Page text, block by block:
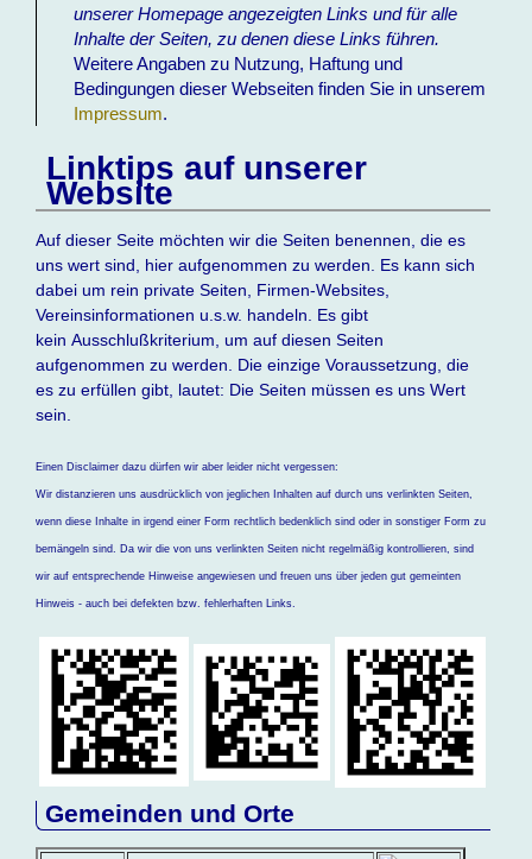
unserer Homepage angezeigten Links und für alle
Inhalte der Seiten, zu denen diese Links führen.
Weitere Angaben zu Nutzung, Haftung und
Bedingungen dieser Webseiten finden Sie in unserem
Impressum.
Linktips auf unserer
Website
Auf dieser Seite möchten wir die Seiten benennen, die es
uns wert sind, hier aufgenommen zu werden. Es kann sich
dabei um rein private Seiten, Firmen-Websites,
Vereinsinformationen u.s.w. handeln. Es gibt
kein Ausschlußkriterium, um auf diesen Seiten
aufgenommen zu werden. Die einzige Voraussetzung, die
es zu erfüllen gibt, lautet: Die Seiten müssen es uns Wert
sein.
Einen Disclaimer dazu dürfen wir aber leider nicht vergessen:
Wir distanzieren uns ausdrücklich von jeglichen Inhalten auf durch uns verlinkten Seiten,
wenn diese Inhalte in irgend einer Form rechtlich bedenklich sind oder in sonstiger Form zu
bemängeln sind. Da wir die von uns verlinkten Seiten nicht regelmäßig kontrollieren, sind
wir auf entsprechende Hinweise angewiesen und freuen uns über jeden gut gemeinten
Hinweis - auch bei defekten bzw. fehlerhaften Links.
Gemeinden und Orte